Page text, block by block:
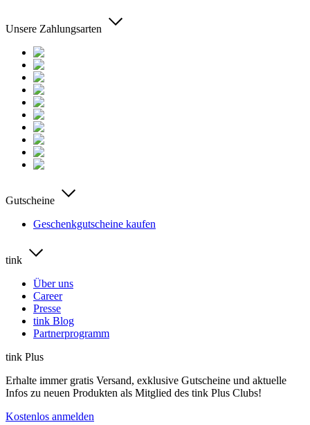
Unsere Zahlungsarten
Gutscheine
Geschenkgutscheine kaufen
tink
Über uns
Career
Presse
tink Blog
Partnerprogramm
tink Plus
Erhalte immer gratis Versand, exklusive Gutscheine und aktuelle
Infos zu neuen Produkten als Mitglied des tink Plus Clubs!
Kostenlos anmelden